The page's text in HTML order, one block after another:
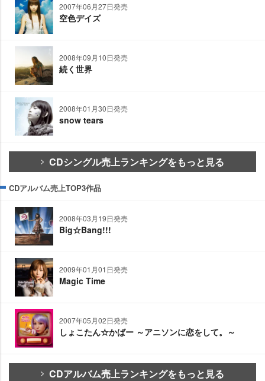
2007年06月27日発売
空色デイズ
2008年09月10日発売
続く世界
2008年01月30日発売
snow tears
CDシングル売上ランキングをもっと見る
CDアルバム売上TOP3作品
2008年03月19日発売
Big☆Bang!!!
2009年01月01日発売
Magic Time
2007年05月02日発売
しょこたん☆かばー ～アニソンに恋をして。～
CDアルバム売上ランキングをもっと見る